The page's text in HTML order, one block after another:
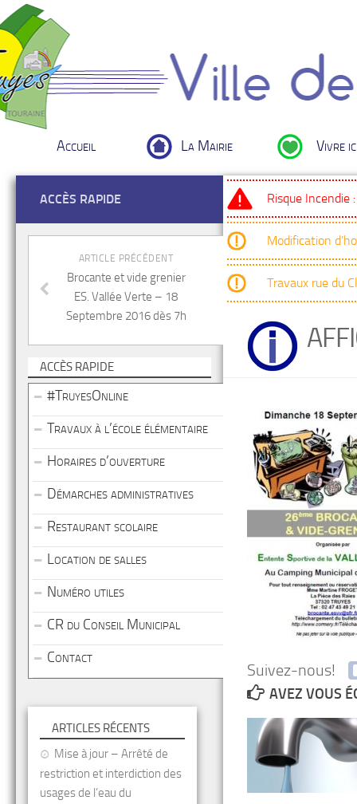
Accueil La Mairie Vivre
Risque Incendie
Modification
Travaux rue du
Suivez-nous!
AVEZ VOUS
ACCÈS RAPIDE
ARTICLE PRÉCÉDENT
Brocante et vide grenier
ES. Vallée Verte – 18
Septembre 2016 dès 7h
ACCÈS RAPIDE
#TruyesOnline
Travaux à l’école élémentaire
Horaires d’ouverture
Démarches administratives
Restaurant scolaire
Location de salles
Numéro utiles
CR du Conseil Municipal
Contact
ARTICLES RÉCENTS
Mise à jour – Arrêté de
restriction et interdiction des
usages de l’eau du